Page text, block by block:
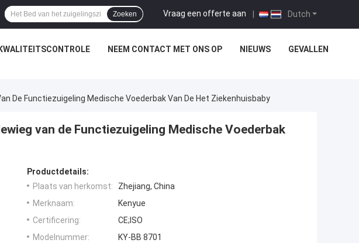
Dutch
Vraag een offerte aan |
Zoeken
KWALITEITSCONTROLE NEEM CONTACT MET ONS OP NIEUWS GEVALLEN
De Functiezuigeling Medische Voederbak Van De Het Ziekenhuisbaby
van de Functiezuigeling Medische Voederbak
Productdetails:
Plaats van herkomst:
Zhejiang, China
Merknaam:
Kenyue
Certificering:
CE;ISO
Modelnummer:
KY-BB 8701